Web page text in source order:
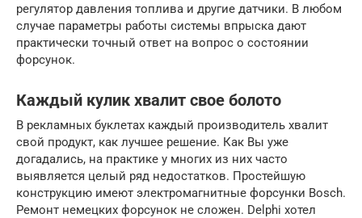
регулятор давления топлива и другие датчики. В любом
случае параметры работы системы впрыска дают
практически точный ответ на вопрос о состоянии
форсунок.
Каждый кулик хвалит свое болото
В рекламных буклетах каждый производитель хвалит
свой продукт, как лучшее решение. Как Вы уже
догадались, на практике у многих из них часто
выявляется целый ряд недостатков. Простейшую
конструкцию имеют электромагнитные форсунки Bosch.
Ремонт немецких форсунок не сложен. Delphi хотел